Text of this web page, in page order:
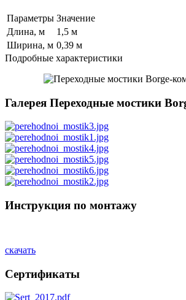
Параметры Значение
Длина, м
1,5 м
Ширина, м 0,39 м
Подробные характеристики
Галерея Переходные мостики
Инструкция по монтажу
скачать
Сертификаты